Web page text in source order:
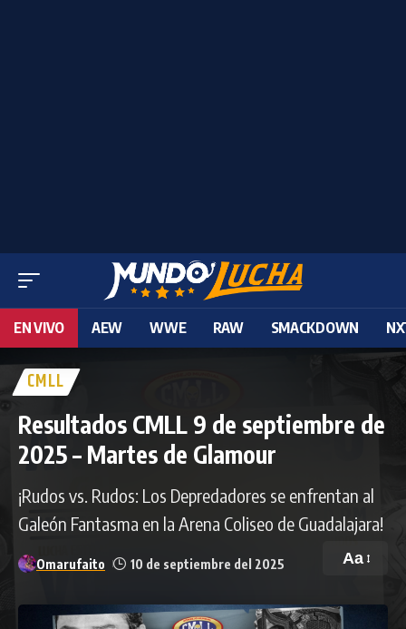
EN VIVO AEW WWE RAW SMACKDOWN
CMLL
Resultados CMLL 9 de septiembre de
2025 – Martes de Glamour
¡Rudos vs. Rudos: Los Depredadores se enfrentan al
Galeón Fantasma en la Arena Coliseo de Guadalajara!
Omarufaito 10 de septiembre del 2025 Aa